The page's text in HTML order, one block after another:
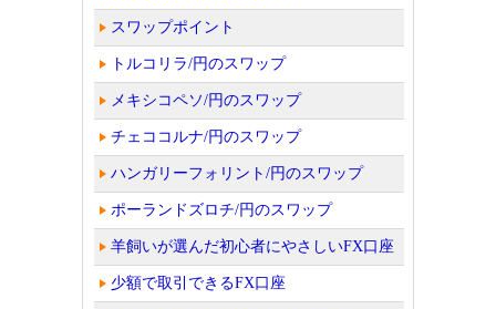
スワップポイント
トルコリラ/円のスワップ
メキシコペソ/円のスワップ
チェココルナ/円のスワップ
ハンガリーフォリント/円のスワップ
ポーランドズロチ/円のスワップ
羊飼いが選んだ初心者にやさしいFX口座
少額で取引できるFX口座